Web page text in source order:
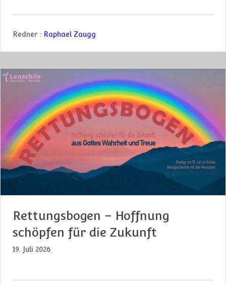
Redner : Raphael Zaugg
Rettungsbogen – Hoffnung
schöpfen für die Zukunft
19. Juli 2026